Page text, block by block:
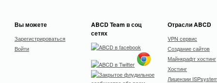
Вы можете
Зарегистрироваться
Войти
ABCD Team в соц
сетях
Отрасли ABCD
VPN сервис
Создание сайтов
Майнкрафт хостинг
Хостинг
Лицензии